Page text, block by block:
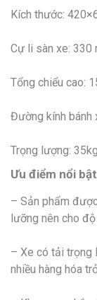
Kích thước:
Cự li sàn xe: 330
Tổng chiểu cao:
Đường kính bánh
Trọng lượng: 35kg
Ưu điểm nổi
– Sản phẩm
lưỡng nên cho
– Xe có tải trọng
nhiều hàng hóa